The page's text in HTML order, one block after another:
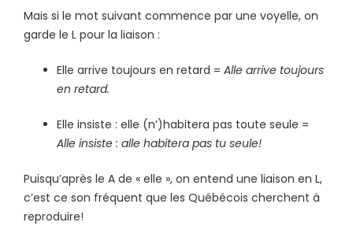
Mais si le mot suivant commence par une voyelle, on
garde le L pour la liaison :
Elle arrive toujours en retard = Alle arrive toujours
en retard.
Elle insiste : elle (n’)habitera pas toute seule =
Alle insiste : alle habitera pas tu seule!
Puisqu’après le A de « elle », on entend une liaison en L,
c’est ce son fréquent que les Québécois cherchent à
reproduire!